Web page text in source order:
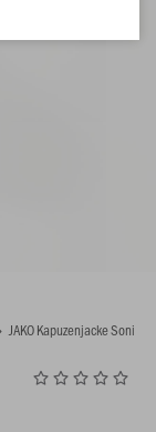
JAKO Kapuzenjacke Sonic